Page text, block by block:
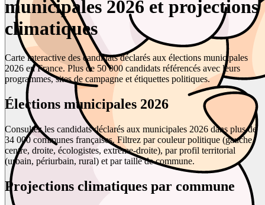
municipales 2026 et projections
climatiques
Carte interactive des candidats déclarés aux élections municipales
2026 en France. Plus de 50 000 candidats référencés avec leurs
programmes, sites de campagne et étiquettes politiques.
Élections municipales 2026
Consultez les candidats déclarés aux municipales 2026 dans plus de
34 000 communes françaises. Filtrez par couleur politique (gauche,
centre, droite, écologistes, extrême-droite), par profil territorial
(urbain, périurbain, rural) et par taille de commune.
Projections climatiques par commune